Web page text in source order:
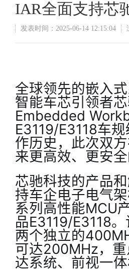
IAR全面支持芯
发表时间：2025-06-14 12:15:04
全球领先的嵌入
智能车芯引领者
Embedded
E3119/E3118车
作历史，此次双
来更高效、更安全
芯驰科技的产品
持车企电子电气
系列高性能MCU
品E3119/E3118
两个独立的
可达200MHz，
达系统、前视一